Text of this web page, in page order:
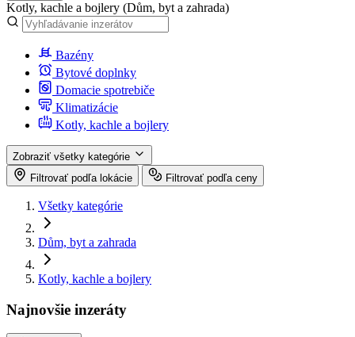
Kotly, kachle a bojlery (Dům, byt a zahrada)
Bazény
Bytové doplnky
Domacie spotrebiče
Klimatizácie
Kotly, kachle a bojlery
Zobraziť všetky kategórie
Filtrovať podľa lokácie
Filtrovať podľa ceny
Všetky kategórie
Dům, byt a zahrada
Kotly, kachle a bojlery
Najnovšie inzeráty